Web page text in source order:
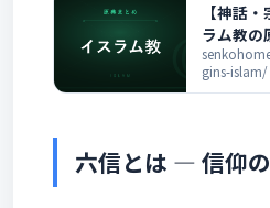
【神話
ラム教の
ンとハデ
gins-islam/
六信とは ― 信仰